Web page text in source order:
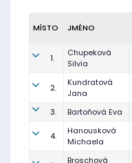
MÍSTO JMÉNO
1.
Chupeková
Silvia
2.
Kundratová
Jana
3. Bartoňová Eva
4.
Hanousková
Michaela
Broschová